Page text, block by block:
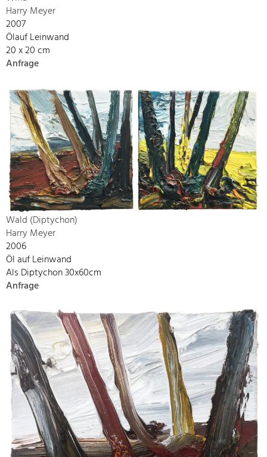
Harry Meyer
2007
Ölauf Leinwand
20 x 20 cm
Anfrage
Wald (Diptychon)
Harry Meyer
2006
Öl auf Leinwand
Als Diptychon 30x60cm
Anfrage